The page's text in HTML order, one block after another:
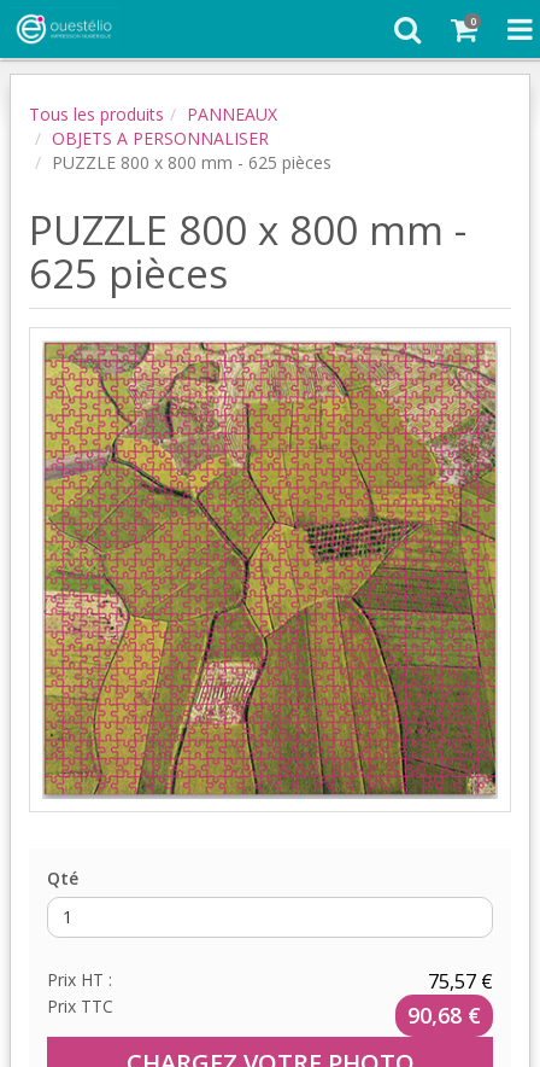
0
Tous les produits
PANNEAUX
OBJETS A PERSONNALISER
PUZZLE 800 x 800 mm - 625 pièces
PUZZLE 800 x 800 mm -
625 pièces
Qté
Prix HT : 75,57 €
Prix TTC 90,68 €